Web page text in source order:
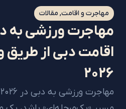
و اقامت,مقالات
ورزشی به دبی؛
دبی از طریق
مهاجرت ورزشی به